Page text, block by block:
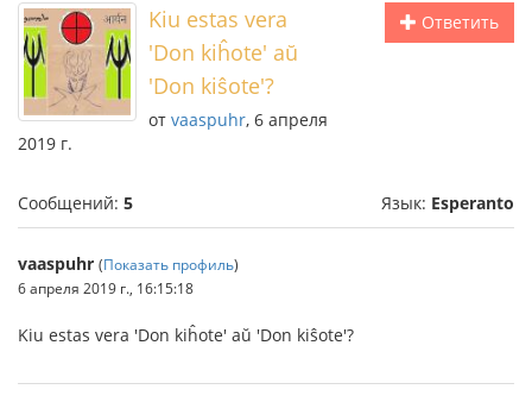
Ответить
Kiu estas vera
'Don kiĥote' aŭ
'Don kiŝote'?
от vaaspuhr, 6 апреля
2019 г.
Сообщений: 5 Язык: Esperanto
vaaspuhr (Показать профиль)
6 апреля 2019 г., 16:15:18
Kiu estas vera 'Don kiĥote' aŭ 'Don kiŝote'?